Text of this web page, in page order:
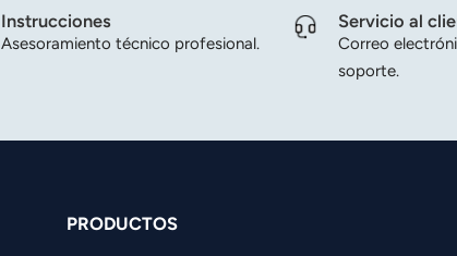
Instrucciones
Asesoramiento técnico profesional.
Servicio al
Correo
soporte.
PRODUCTOS